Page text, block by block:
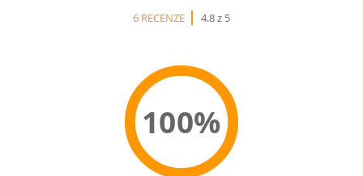
6 RECENZE
4.8 z 5
100%